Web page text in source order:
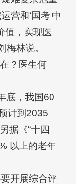
营和‘国考’中
值，实现医
梅林说。
？医生何
底，我国60
计到2035
据《“十四
以上的老年
开展综合评